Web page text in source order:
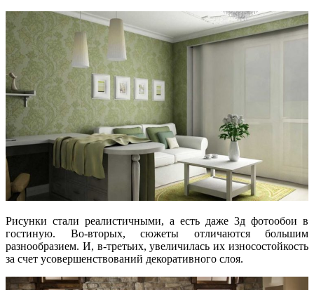
Рисунки стали реалистичными, а есть даже 3д фотообои в
гостиную. Во-вторых, сюжеты отличаются большим
разнообразием. И, в-третьих, увеличилась их износостойкость
за счет усовершенствований декоративного слоя.